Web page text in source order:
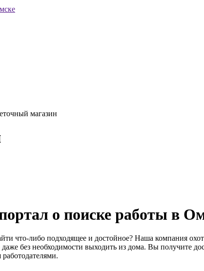
магазин
о поиске работы в
что-либо подходящее и достойное? Наша компания
без необходимости выходить из дома. Вы получите
работодателями.